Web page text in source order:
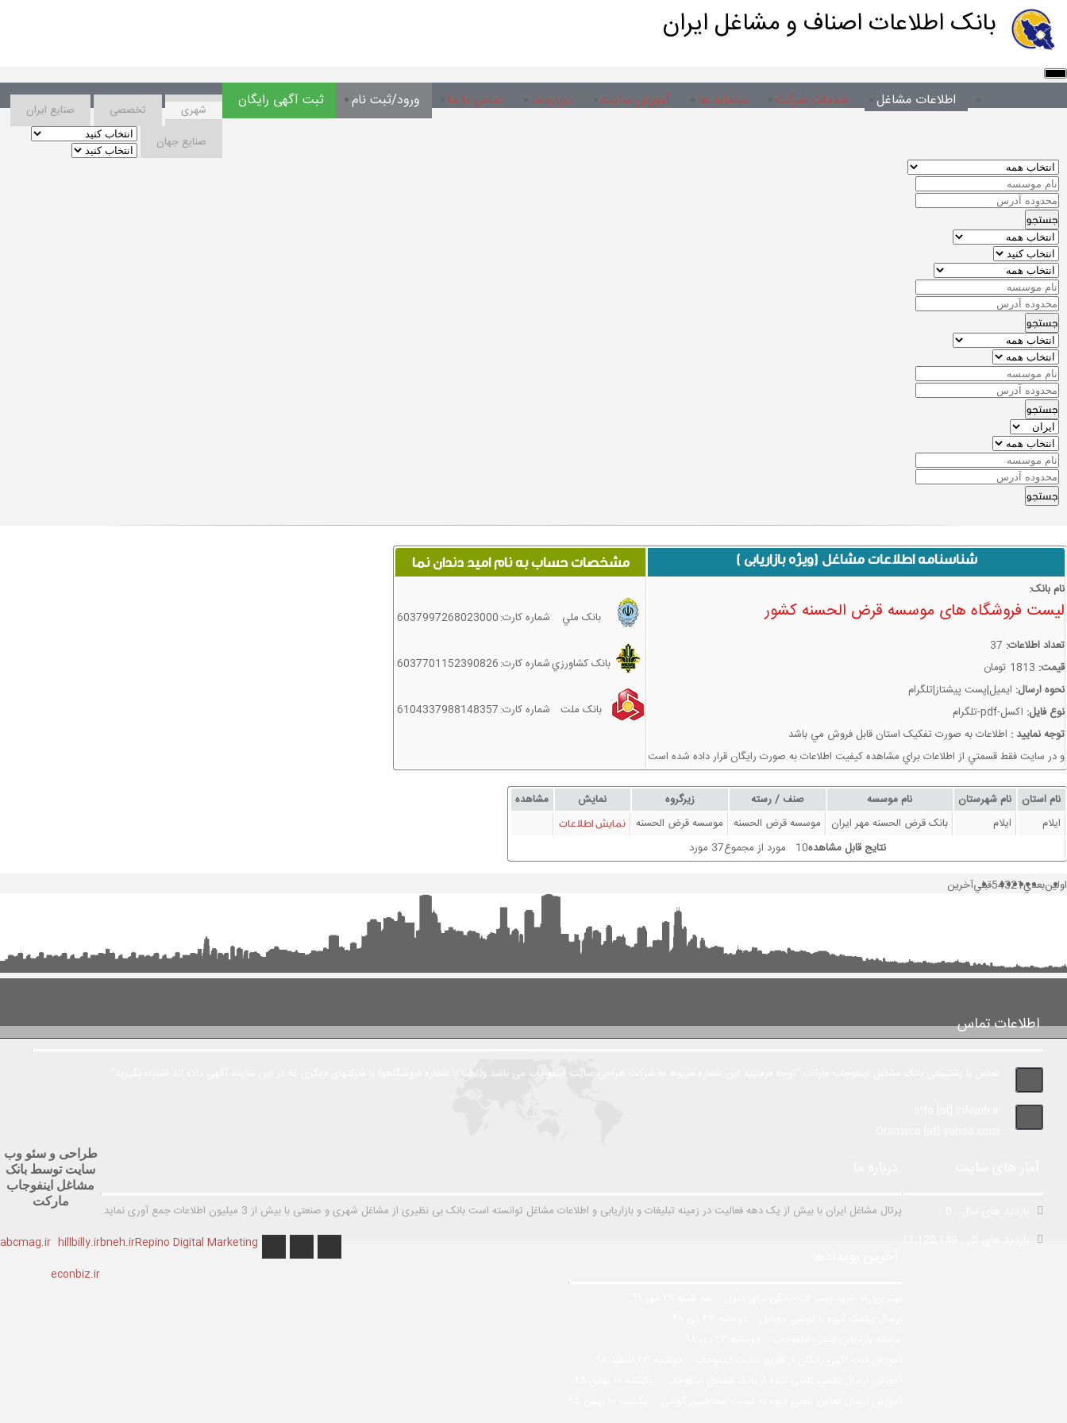
بانک اطلاعات اصناف و مشاغل ایران
اطلاعات مشاغل خدمات شرکت سامانه ها آموزش سایت درباره ما تماس با ما ورود/ثبت نام ثبت آگهی رایگان شهری تخصصی
صنایع ایران
صنایع جهان
جستجو
جستجو
جستجو
جستجو
شناسنامه اطلاعات مشاغل (ويژه بازاريابي ) مشخصات حساب به نام اميد دندان نما
نام بانک:
لیست فروشگاه های موسسه قرض الحسنه کشور
تعداد اطلاعات: 37
قيمت: 1813 تومان
نحوه ارسال: ايميل|پست پيشتاز|تلگرام
نوع فايل: اکسل-pdf-تلگرام
توجه نماييد : اطلاعات به صورت تفکيک استان قابل فروش مي باشد
و در سايت فقط قسمتي از اطلاعات براي مشاهده کيفيت اطلاعات به صورت رايگان قرار داده شده است
بانک ملي شماره کارت:6037997268023000
بانک کشاورزيشماره کارت:6037701152390826
بانک ملت شماره کارت:6104337988148357
نام استان نام شهرستان نام موسسه صنف / رسته زيرگروه نمايش
مشاهده
ایلام
ایلام بانک قرض الحسنه مهر ایران موسسه قرض الحسنه موسسه قرض الحسنه نمايش اطلاعات
نتايج قابل مشاهده10 مورد از مجموع37 مورد
اولينبعدي1
2
3
4
5قبليآخرين
اطلاعات تماس
تماس با پشتیبانی بانک مشاغل اینفوجاب مارکت "توجه فرمایید این شماره مربوط به شرکت طراحی سایت اینفوجاب می باشد و لطفا با شماره فروشگاهها یا شرکتهای دیگری که در این سایت آگهی داده اند اشتباه نگیرید"
پرتال مشاغل ایران با بیش از یک دهه فعالیت در زمینه تبلیغات و بازاریابی و اطلاعات مشاغل توانسته است بانک بی نظیری از مشاغل شهری و صنعتی با بیش از 3 میلیون اطلاعات جمع آوری نماید.
abcmag.ir hillbilly.ir
econbiz.ir
bneh.irRepino Digital Marketing
طراحی و سئو وب
سایت توسط بانک
مشاغل اینفوجاب
مارکت